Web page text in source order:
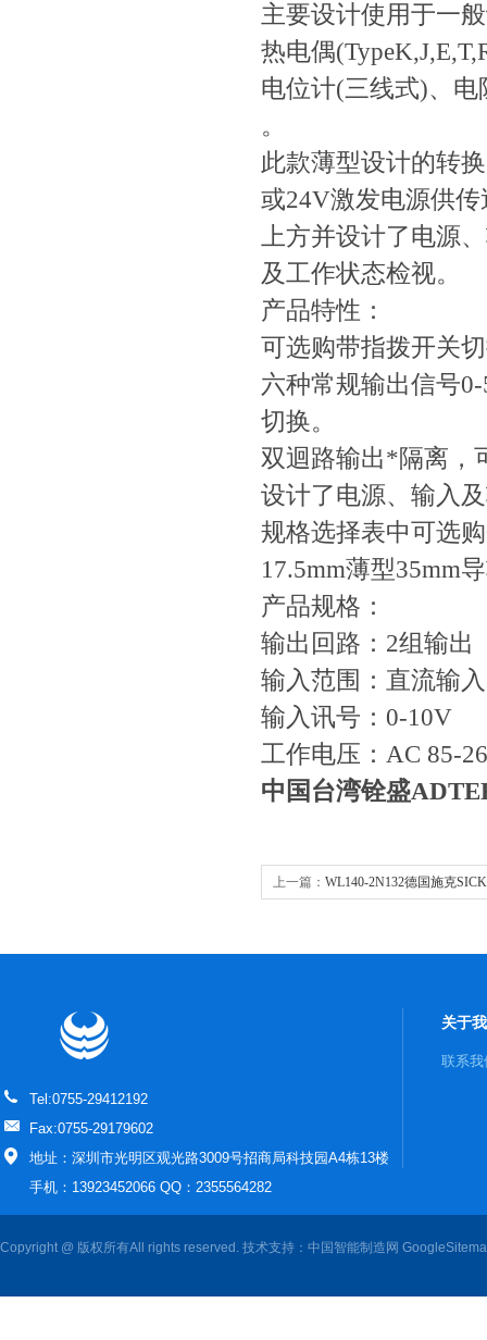
主要设计使用于一
热电偶
电位计(三线式)、
。
此款薄型设计的转
或24V激发电源供
上方并设计了电源
及工作状态检视。
产品特性：
可选购带指拨开关
六种常规输出信号
切换。
双迴路输出*隔离，
设计了电源、输入
规格选择表中可选
17.5mm薄型35mm
产品规格：
输出回路：2组输出
输入范围：直流输
输入讯号：0-10V
工作电压：AC 85-
中国台湾铨盛
上一篇： WL140-2N132德国施克
Tel:0755-29412192
Fax:0755-29179602
地址：深圳市光明区观光路3009号招商局科技园A4栋13楼
手机：13923452066 QQ：2355564282
关于
联系我
Copyright @ 版权所有All rights reserved. 技术支持： 中国智能制造网